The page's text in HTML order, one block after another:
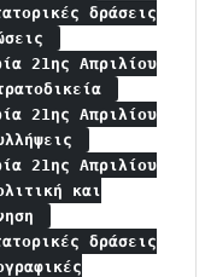
δράσεις
21ης Απριλίου
21ης Απριλίου
21ης Απριλίου
και
δράσεις